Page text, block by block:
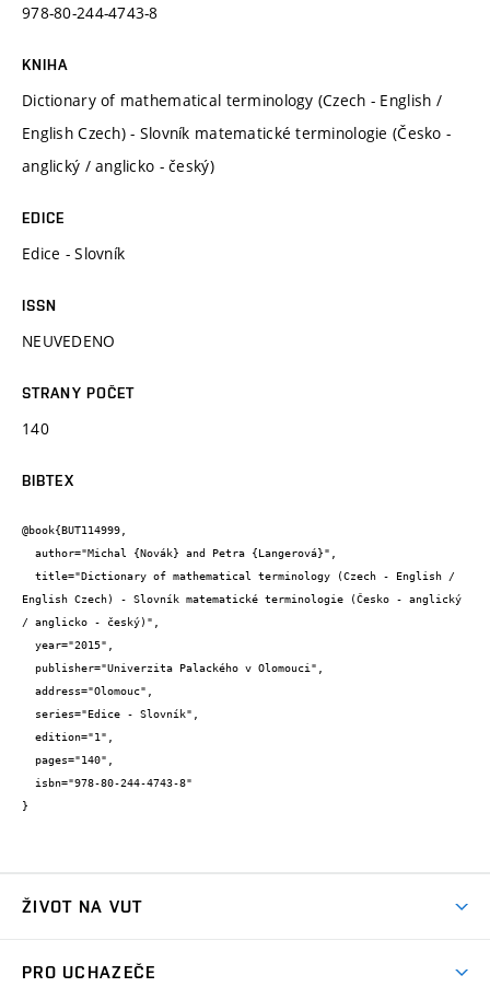
978-80-244-4743-8
KNIHA
Dictionary of mathematical terminology (Czech - English /
English Czech) - Slovník matematické terminologie (Česko -
anglický / anglicko - český)
EDICE
Edice - Slovník
ISSN
NEUVEDENO
STRANY POČET
140
BIBTEX
@book{BUT114999,
English Czech) - Slovník matematické terminologie (Česko - anglický
/ anglicko - český)",
}
ŽIVOT NA VUT
PRO UCHAZEČE